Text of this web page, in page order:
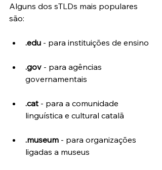
Alguns dos sTLDs mais populares
são:
.edu - para instituições de ensino
.gov - para agências
governamentais
.cat - para a comunidade
linguística e cultural catalã
.museum - para organizações
ligadas a museus